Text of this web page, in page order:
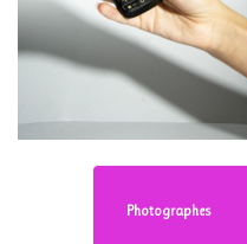
Photographes